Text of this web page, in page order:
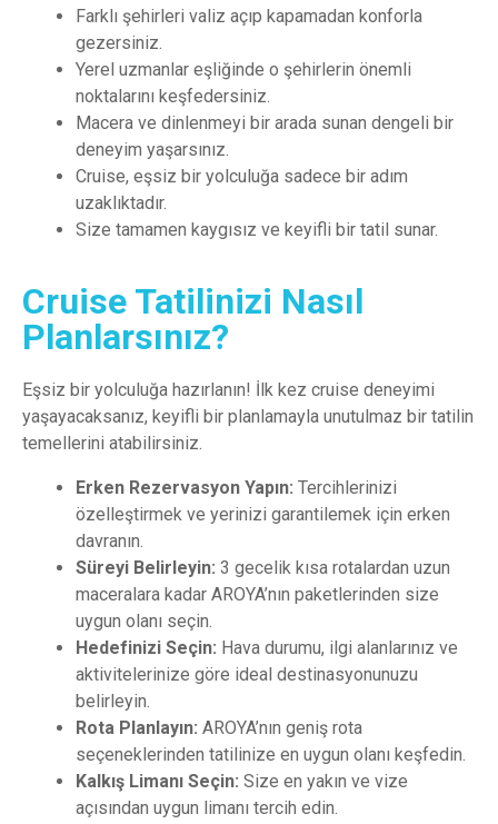
Farklı şehirleri valiz açıp kapamadan konforla
gezersiniz.
Yerel uzmanlar eşliğinde o şehirlerin önemli
noktalarını keşfedersiniz.
Macera ve dinlenmeyi bir arada sunan dengeli bir
deneyim yaşarsınız.
Cruise, eşsiz bir yolculuğa sadece bir adım
uzaklıktadır.
Size tamamen kaygısız ve keyifli bir tatil sunar.
Cruise Tatilinizi Nasıl
Planlarsınız?
Eşsiz bir yolculuğa hazırlanın! İlk kez cruise deneyimi
yaşayacaksanız, keyifli bir planlamayla unutulmaz bir tatilin
temellerini atabilirsiniz.
Erken Rezervasyon Yapın: Tercihlerinizi
özelleştirmek ve yerinizi garantilemek için erken
davranın.
Süreyi Belirleyin: 3 gecelik kısa rotalardan uzun
maceralara kadar AROYA’nın paketlerinden size
uygun olanı seçin.
Hedefinizi Seçin: Hava durumu, ilgi alanlarınız ve
aktivitelerinize göre ideal destinasyonunuzu
belirleyin.
Rota Planlayın: AROYA’nın geniş rota
seçeneklerinden tatilinize en uygun olanı keşfedin.
Kalkış Limanı Seçin: Size en yakın ve vize
açısından uygun limanı tercih edin.